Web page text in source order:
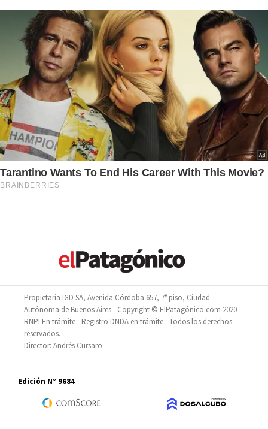
Propietaria IGD SA, Avenida Córdoba 657, 7° piso, Ciudad
Autónoma de Buenos Aires - Copyright © ElPatagónico.com 2020 -
RNPI En trámite - Registro DNDA en trámite - Todos los derechos
reservados.
Director: Andrés Cursaro.
Edición N° 9684